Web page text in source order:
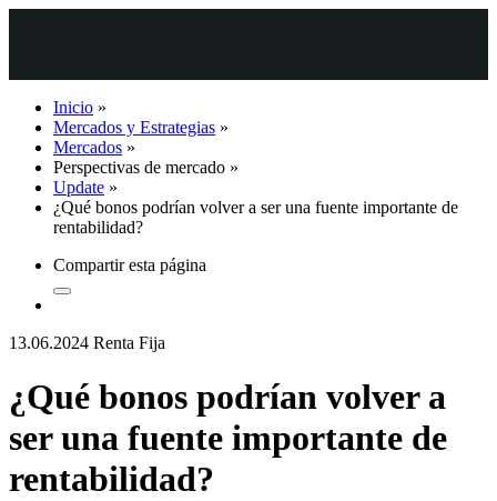
Inicio »
Mercados y Estrategias »
Mercados »
Perspectivas de mercado »
Update »
¿Qué bonos podrían volver a ser una fuente importante de
rentabilidad?
Compartir esta página
13.06.2024 Renta Fija
¿Qué bonos podrían volver a
ser una fuente importante de
rentabilidad?